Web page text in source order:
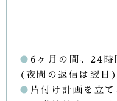
● 6ヶ月の間、24
(夜間の返信は翌日)
● 片付け計画を立